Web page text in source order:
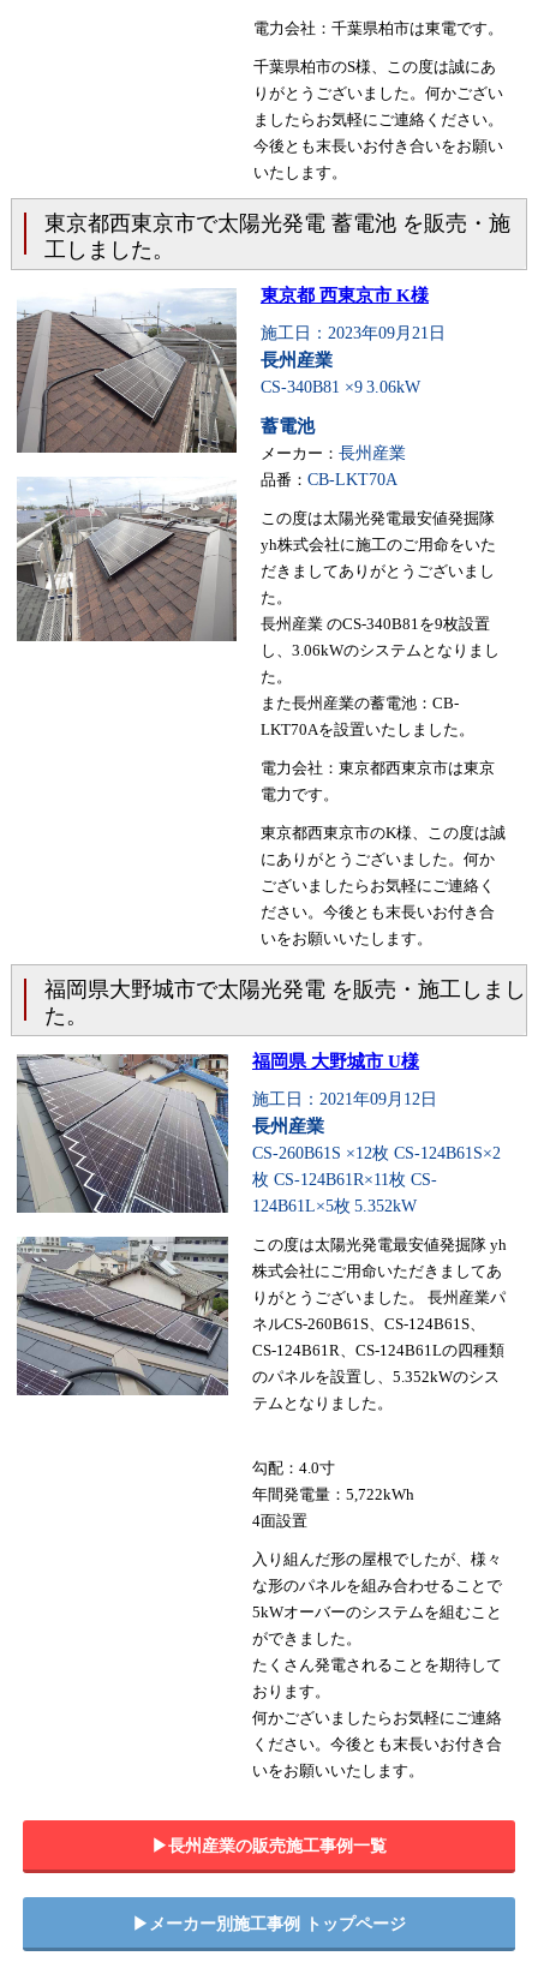
電力会社：千葉県柏市は東電です。
千葉県柏市のS様、この度は誠にあ
りがとうございました。何かござい
ましたらお気軽にご連絡ください。
今後とも末長いお付き合いをお願い
いたします。
東京都西東京市で太陽光発電 蓄電池 を販売・施
工しました。
東京都 西東京市 K様
施工日：2023年09月21日
長州産業
CS-340B81 ×9 3.06kW
蓄電池
メーカー： 長州産業
品番： CB-LKT70A
この度は太陽光発電最安値発掘隊
yh株式会社に施工のご用命をいた
だきましてありがとうございまし
た。
長州産業 のCS-340B81を9枚設置
し、3.06kWのシステムとなりまし
た。
また長州産業の蓄電池：CB-
LKT70Aを設置いたしました。
電力会社：東京都西東京市は東京
電力です。
東京都西東京市のK様、この度は誠
にありがとうございました。何か
ございましたらお気軽にご連絡く
ださい。今後とも末長いお付き合
いをお願いいたします。
福岡県大野城市で太陽光発電 を販売・施工しまし
た。
福岡県 大野城市 U様
施工日：2021年09月12日
長州産業
CS-260B61S ×12枚 CS-124B61S×2
枚 CS-124B61R×11枚 CS-
124B61L×5枚 5.352kW
この度は太陽光発電最安値発掘隊 yh
株式会社にご用命いただきましてあ
りがとうございました。 長州産業パ
ネルCS-260B61S、CS-124B61S、
CS-124B61R、CS-124B61Lの四種類
のパネルを設置し、5.352kWのシス
テムとなりました。
勾配：4.0寸
年間発電量：5,722kWh
4面設置
入り組んだ形の屋根でしたが、様々
な形のパネルを組み合わせることで
5kWオーバーのシステムを組むこと
ができました。
たくさん発電されることを期待して
おります。
何かございましたらお気軽にご連絡
ください。今後とも末長いお付き合
いをお願いいたします。
▶︎長州産業の販売施工事例一覧
▶︎メーカー別施工事例 トップページ